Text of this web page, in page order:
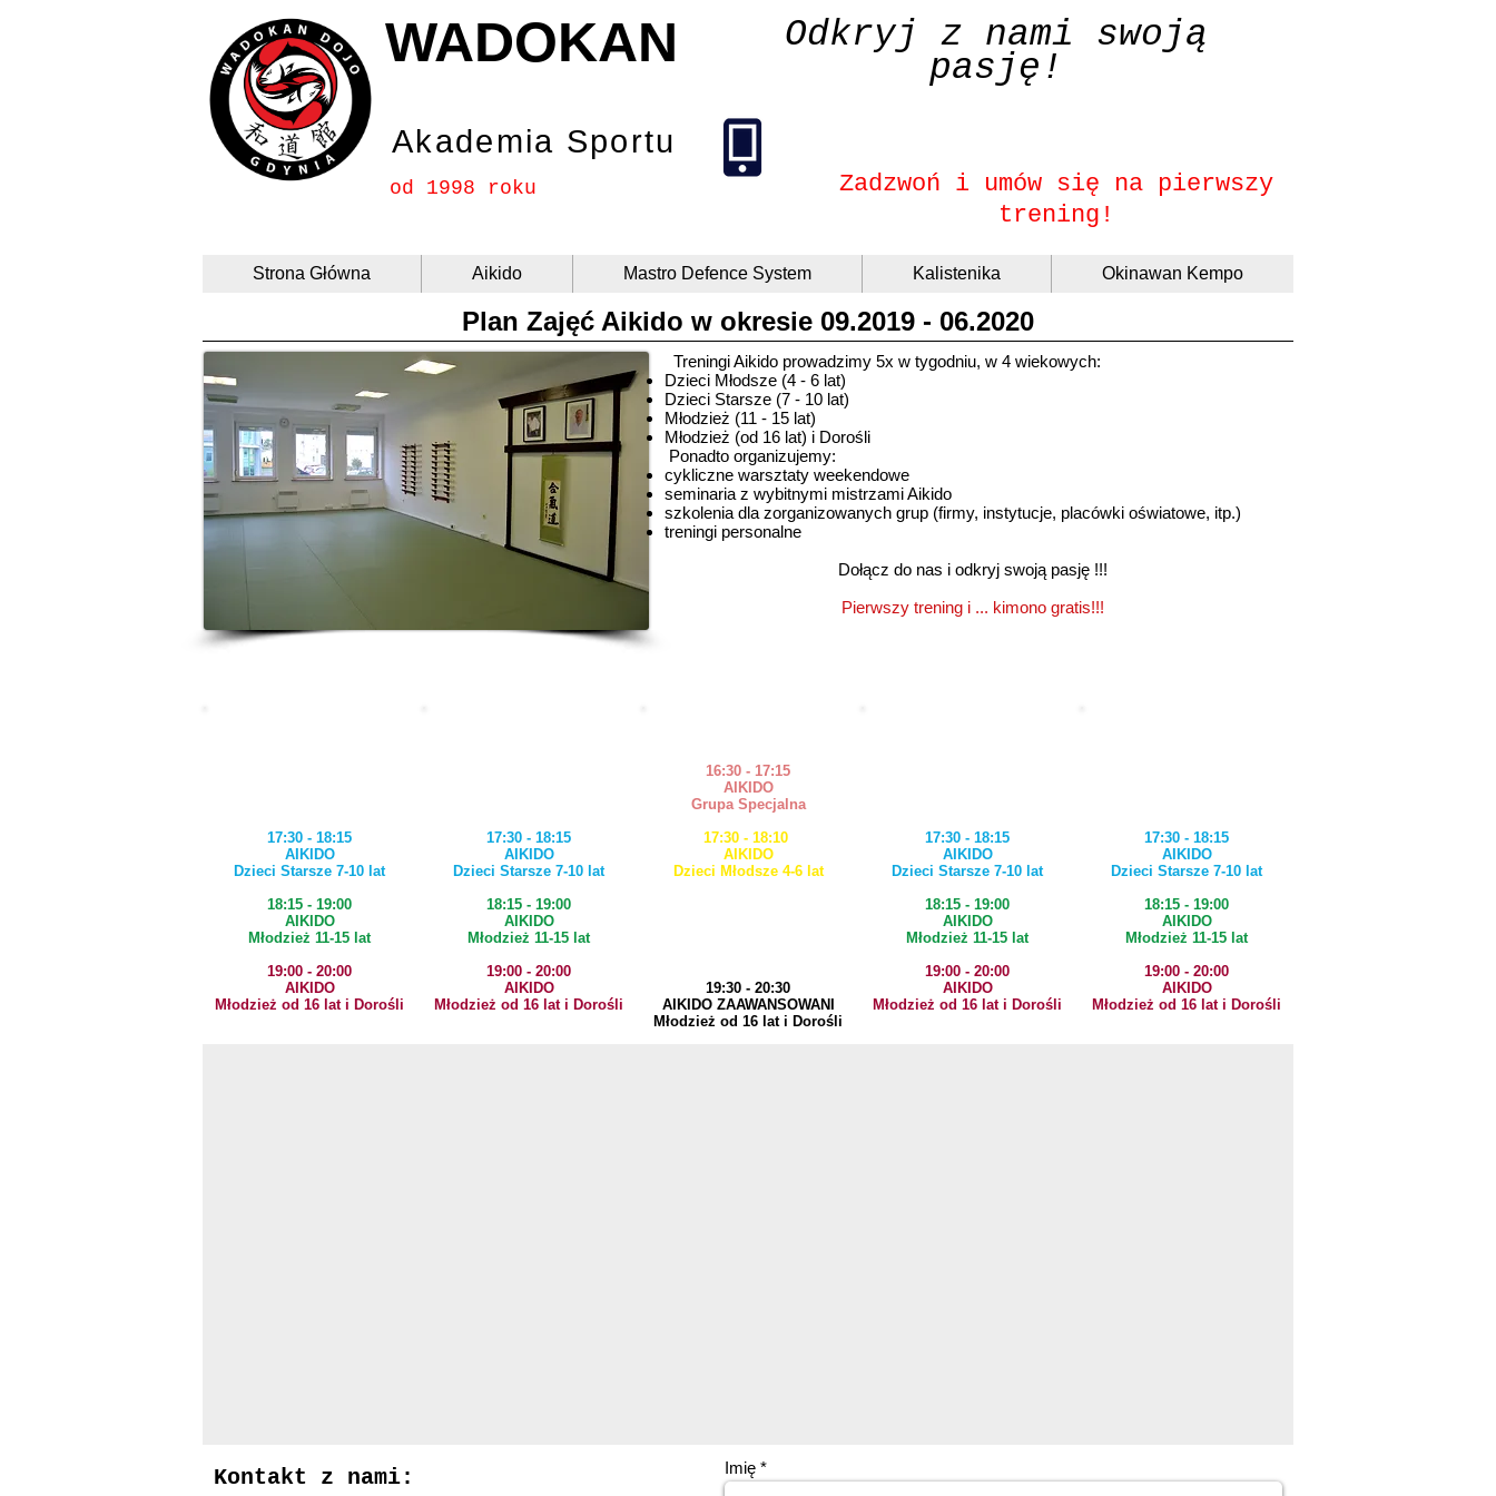
WADOKAN
Akademia Sportu
od 1998 roku
Odkryj z nami swoją
pasję!
Zadzwoń i umów się na pierwszy
trening!
Strona Główna Aikido Mastro Defence System Kalistenika Okinawan Kempo
Plan Zajęć Aikido w okresie 09.2019 - 06.2020
Treningi Aikido prowadzimy 5x w tygodniu, w 4 wiekowych:
Dzieci Młodsze (4 - 6 lat)
Dzieci Starsze (7 - 10 lat)
Młodzież (11 - 15 lat)
Młodzież (od 16 lat) i Dorośli
Ponadto organizujemy:
cykliczne warsztaty weekendowe
seminaria z wybitnymi mistrzami Aikido
szkolenia dla zorganizowanych grup (firmy, instytucje, placówki oświatowe, itp.)
treningi personalne
Dołącz do nas i odkryj swoją pasję !!!
Pierwszy trening i ... kimono gratis!!!
17:30 - 18:15
AIKIDO
Dzieci Starsze 7-10 lat
18:15 - 19:00
AIKIDO
Młodzież 11-15 lat
19:00 - 20:00
AIKIDO
Młodzież od 16 lat i Dorośli
17:30 - 18:15
AIKIDO
Dzieci Starsze 7-10 lat
18:15 - 19:00
AIKIDO
Młodzież 11-15 lat
19:00 - 20:00
AIKIDO
Młodzież od 16 lat i Dorośli
16:30 - 17:15
AIKIDO
Grupa Specjalna
17:30 - 18:10
AIKIDO
Dzieci Młodsze 4-6 lat
19:30 - 20:30
AIKIDO ZAAWANSOWANI
Młodzież od 16 lat i Dorośli
17:30 - 18:15
AIKIDO
Dzieci Starsze 7-10 lat
18:15 - 19:00
AIKIDO
Młodzież 11-15 lat
19:00 - 20:00
AIKIDO
Młodzież od 16 lat i Dorośli
17:30 - 18:15
AIKIDO
Dzieci Starsze 7-10 lat
18:15 - 19:00
AIKIDO
Młodzież 11-15 lat
19:00 - 20:00
AIKIDO
Młodzież od 16 lat i Dorośli
Kontakt z nami: Imię